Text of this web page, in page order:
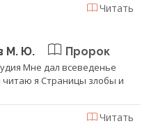
Читать
М. Ю. Пророк
Мне дал всеведенье
я Страницы злобы и
Читать